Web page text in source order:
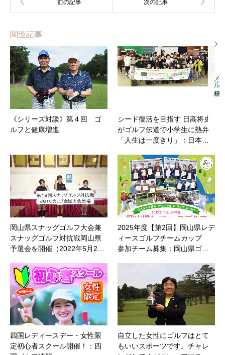
関連記事
《シリーズ対談》第４回 ゴ
ルフと健康増進
シード復活を目指す 日高将史
がゴルフ伝道で小学生に熱弁
「人生は一度きり」：日本…
岡山県スナッグゴルフ大会兼
スナッグゴルフ対抗戦岡山県
予選会を開催（2022年5月2…
2025年度【第2回】岡山県レデ
ィースゴルフチームカップ
参加チーム募集：岡山県ゴ…
四国レディースデー・女性限
定初心者スクール開催！：四
自立した女性にゴルフはとて
もいいスポーツです。チャレ
メール登録